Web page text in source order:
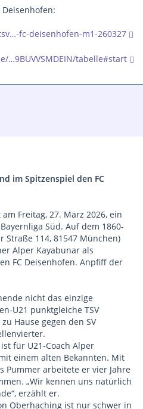
Deisenhofen:
fc-deisenhofen-m1-260327
…9BUVVSMDEIN/tabelle#start
im Spitzenspiel den FC
Freitag, 27. März 2026, ein
Süd. Auf dem 1860-
Straße 114, 81547 München)
Alper Kayabunar als
FC Deisenhofen. Anpfiff der
nicht das einzige
U21 punktgleiche TSV
Hause gegen den SV
für U21-Coach Alper
einem alten Bekannten. Mit
Pummer arbeitete er vier Jahre
„Wir kennen uns natürlich
erzählt er.
Oberhaching ist nur schwer in